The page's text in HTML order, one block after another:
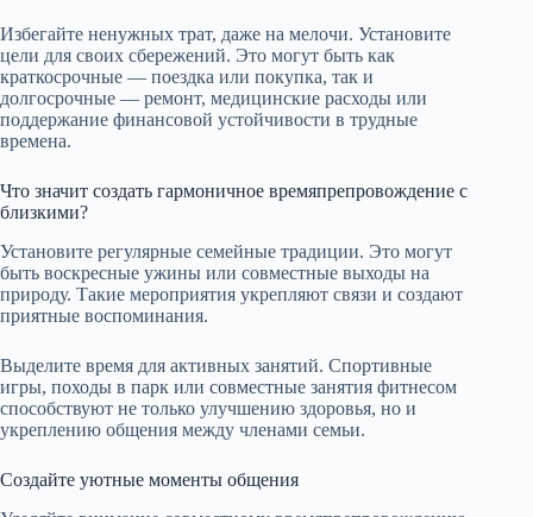
Избегайте ненужных трат, даже на мелочи. Установите
цели для своих сбережений. Это могут быть как
краткосрочные — поездка или покупка, так и
долгосрочные — ремонт, медицинские расходы или
поддержание финансовой устойчивости в трудные
времена.
Что значит создать гармоничное времяпрепровождение с
близкими?
Установите регулярные семейные традиции. Это могут
быть воскресные ужины или совместные выходы на
природу. Такие мероприятия укрепляют связи и создают
приятные воспоминания.
Выделите время для активных занятий. Спортивные
игры, походы в парк или совместные занятия фитнесом
способствуют не только улучшению здоровья, но и
укреплению общения между членами семьи.
Создайте уютные моменты общения